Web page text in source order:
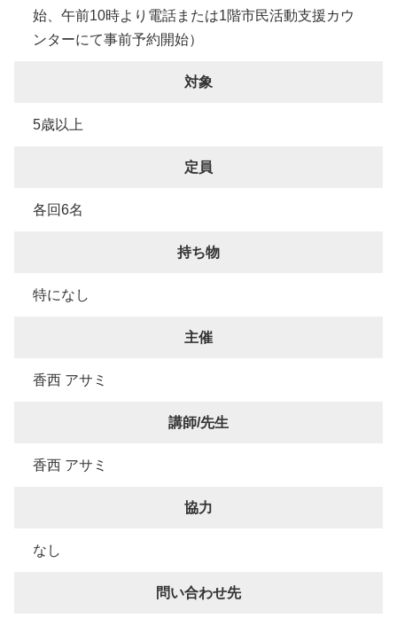
始、午前10時より電話または1階市民活動支援カウ
ンターにて事前予約開始）
対象
5歳以上
定員
各回6名
持ち物
特になし
主催
香西 アサミ
講師/先生
香西 アサミ
協力
なし
問い合わせ先